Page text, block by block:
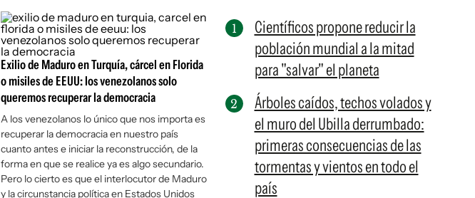
Suscribite x US$ 3,45
Exilio de Maduro en Turquía, cárcel en Florida
o misiles de EEUU: los venezolanos solo
queremos recuperar la democracia
A los venezolanos lo único que nos importa es
recuperar la democracia en nuestro país
cuanto antes e iniciar la reconstrucción, de la
forma en que se realice ya es algo secundario.
Pero lo cierto es que el interlocutor de Maduro
y la circunstancia política en Estados Unidos
Científicos propone reducir la
población mundial a la mitad
para "salvar" el planeta
Árboles caídos, techos volados y
el muro del Ubilla derrumbado:
primeras consecuencias de las
tormentas y vientos en todo el
país